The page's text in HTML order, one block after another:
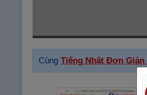
Cùng Tiếng Nhật Đơn Giản